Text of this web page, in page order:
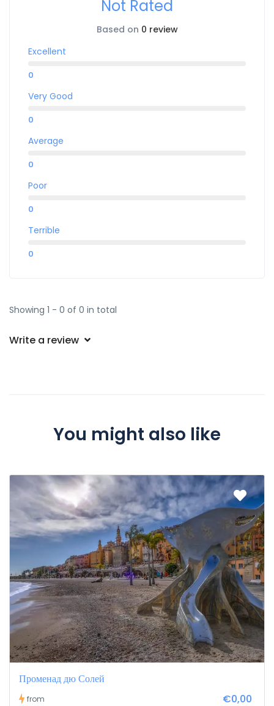
Not Rated
Based on 0 review
Excellent
0
Very Good
0
Average
0
Poor
0
Terrible
0
Showing 1 - 0 of 0 in total
Write a review
You might also like
Променад дю Солей
from €0,00